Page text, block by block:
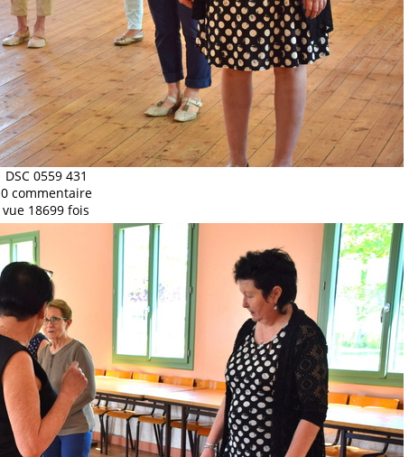
DSC 0559 431
0 commentaire
vue 18699 fois